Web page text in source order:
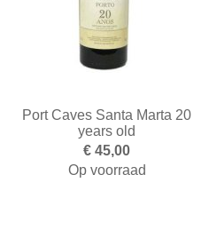
Port Caves Santa Marta 20
years old
€ 45,00
Op voorraad